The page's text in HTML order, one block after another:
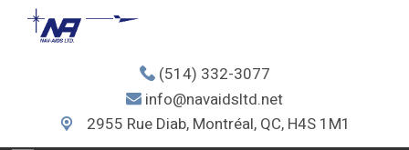
(514) 332-3077
info@navaidsltd.net
2955 Rue Diab, Montréal, QC, H4S 1M1